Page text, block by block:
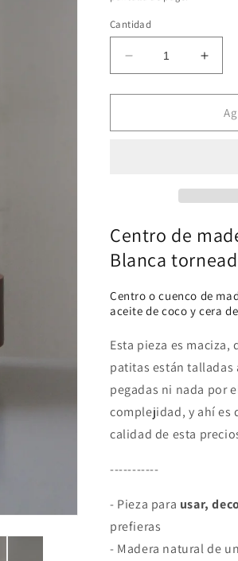
Cantidad
Reducir
cantidad
para
Centro
para
A260
Centro de
Blanca
Centro o cuenco de
aceite de coco y cera
Esta pieza es
patitas están talladas
pegadas ni nada por
complejidad, y ahí es
calidad de esta
-----------
- Pieza para usar,
prefieras
- Madera natural de